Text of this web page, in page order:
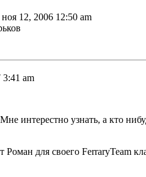
12, 2006 12:50 am
am
Мне интерестно узнать, а кто
Роман для своего FerraryTeam